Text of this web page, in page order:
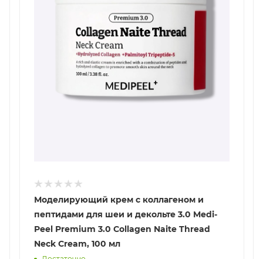
Моделирующий крем с коллагеном и
пептидами для шеи и декольте 3.0 Medi-
Peel Premium 3.0 Collagen Naite Thread
Neck Cream, 100 мл